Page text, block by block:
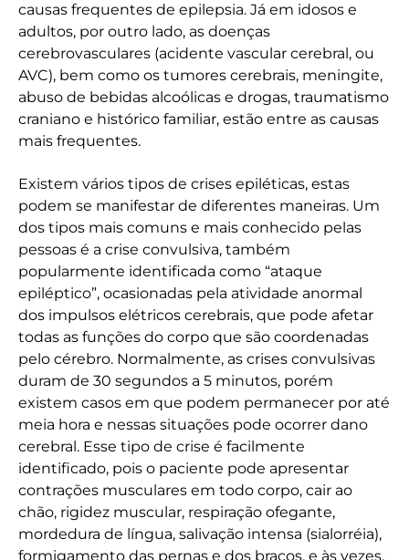
causas frequentes de epilepsia. Já em idosos e
adultos, por outro lado, as doenças
cerebrovasculares (acidente vascular cerebral, ou
AVC), bem como os tumores cerebrais, meningite,
abuso de bebidas alcoólicas e drogas, traumatismo
craniano e histórico familiar, estão entre as causas
mais frequentes.
Existem vários tipos de crises epiléticas, estas
podem se manifestar de diferentes maneiras. Um
dos tipos mais comuns e mais conhecido pelas
pessoas é a crise convulsiva, também
popularmente identificada como “ataque
epiléptico”, ocasionadas pela atividade anormal
dos impulsos elétricos cerebrais, que pode afetar
todas as funções do corpo que são coordenadas
pelo cérebro. Normalmente, as crises convulsivas
duram de 30 segundos a 5 minutos, porém
existem casos em que podem permanecer por até
meia hora e nessas situações pode ocorrer dano
cerebral. Esse tipo de crise é facilmente
identificado, pois o paciente pode apresentar
contrações musculares em todo corpo, cair ao
chão, rigidez muscular, respiração ofegante,
mordedura de língua, salivação intensa (sialorréia),
formigamento das pernas e dos braços, e às vezes,